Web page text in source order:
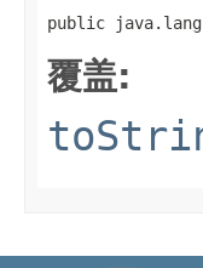
public
覆盖: